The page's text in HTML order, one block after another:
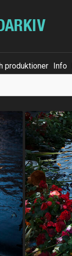
produktioner Info